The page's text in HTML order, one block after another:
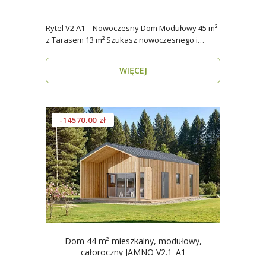
Rytel V2 A1 – Nowoczesny Dom Modułowy 45 m²
z Tarasem 13 m² Szukasz nowoczesnego i
WIĘCEJ
-14570.00 zł
Dom 44 m² mieszkalny, modułowy,
całoroczny JAMNO V2.1_A1